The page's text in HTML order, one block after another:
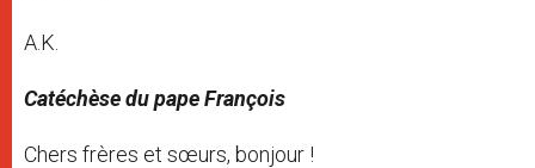
A.K.
Catéchèse du pape François
Chers frères et sœurs, bonjour !